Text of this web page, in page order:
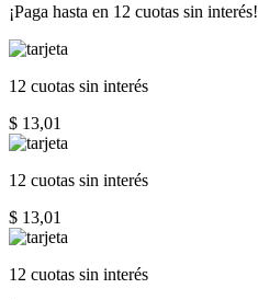
¡Paga hasta en 12 cuotas sin interés!
12 cuotas sin interés
$ 13,01
12 cuotas sin interés
$ 13,01
12 cuotas sin interés